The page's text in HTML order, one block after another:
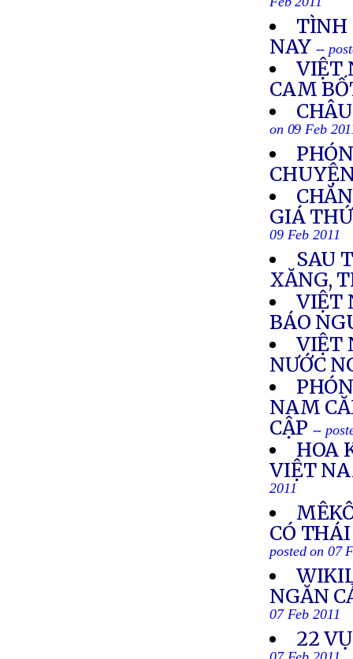
Feb 2011
TÌNH
NAY --
VIỆT
CAM
on 09 Feb
GIÁ
09 Feb 2011
SAU
XĂNG,
VIỆT
BÁO
VIỆT
NƯỚC
NAM
CẬP --
HOA
VIỆT
2011
CÓ
posted on 07
NGĂN
07 Feb 2011
22